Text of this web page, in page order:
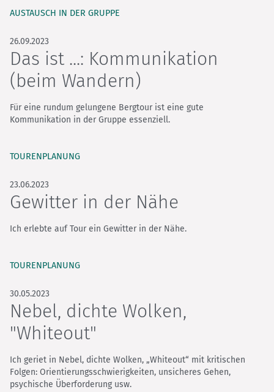
AUSTAUSCH IN DER GRUPPE
26.09.2023
Das ist ...: Kommunikation
(beim Wandern)
Für eine rundum gelungene Bergtour ist eine gute
Kommunikation in der Gruppe essenziell.
TOURENPLANUNG
23.06.2023
Gewitter in der Nähe
Ich erlebte auf Tour ein Gewitter in der Nähe.
TOURENPLANUNG
30.05.2023
Nebel, dichte Wolken,
"Whiteout"
Ich geriet in Nebel, dichte Wolken, „Whiteout“ mit kritischen
Folgen: Orientierungsschwierigkeiten, unsicheres Gehen,
psychische Überforderung usw.